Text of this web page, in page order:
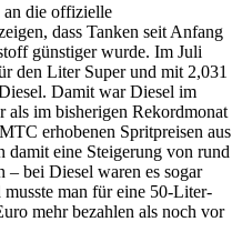
an die offizielle
dass Tanken seit Anfang
günstiger wurde. Im Juli
den Liter Super und mit 2,031
Damit war Diesel im
als im bisherigen Rekordmonat
erhobenen Spritpreisen aus
damit eine Steigerung von rund
– bei Diesel waren es sogar
man für eine 50-Liter-
mehr bezahlen als noch vor